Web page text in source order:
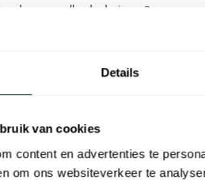
Details
van cookies
content en advertenties te
om ons websiteverkeer te
en opvallende designs. Onze
een modieuze uitstraling, maar ook
vergelijk de verschillende
dat bij u past. Bestellen is snel en
een vlotte en zorgvuldige levering.